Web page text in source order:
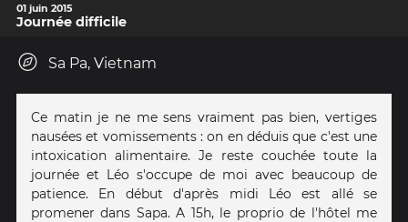
01 juin 2015
Journée difficile
Sa Pa, Vietnam
Ce matin je ne me sens vraiment pas bien, vertiges
nausées et vomissements : on en déduis que c'est une
intoxication alimentaire. Je reste couchée toute la
journée et Léo s'occupe de moi avec beaucoup de
patience. En début d'après midi Léo est allé se
promener dans Sapa. A 15h, le proprio de l'hôtel me